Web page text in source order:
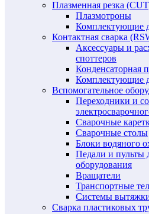
Плазменная резка
Плазмотроны
Комплектующие
Контактная сварка
Аксессуары и
споттеров
Конденсаторная
Комплектующие
Вспомогательное
Переходники и
Сварочные
Сварочные столы
Блоки водяного
Педали и пульты
оборудования
Вращатели
Транспортные
Системы
Сварка пластиковых